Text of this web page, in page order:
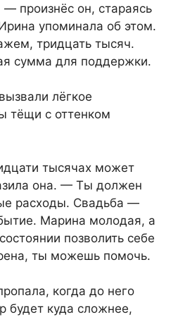
произнёс он, стараясь
упоминала об этом.
тридцать тысяч.
сумма для поддержки.
лёгкое
тёщи с оттенком
тысячах может
она. — Ты должен
расходы. Свадьба —
Марина молодая, а
позволить себе
ты можешь помочь.
когда до него
будет куда сложнее,